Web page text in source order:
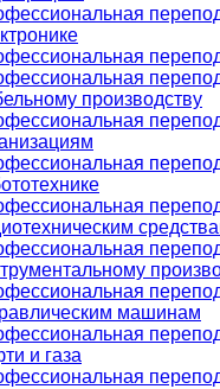
производству
машинам
и газа